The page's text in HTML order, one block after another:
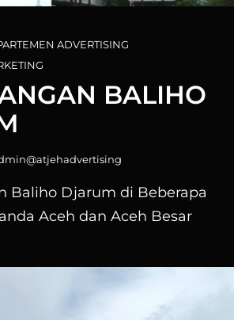
ADVERTISING
BALIHO
Baliho Djarum di Beberapa
Aceh dan Aceh Besar